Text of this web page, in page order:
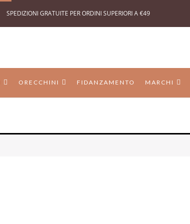
SPEDIZIONI GRATUITE PER ORDINI SUPERIORI A €49
ORECCHINI FIDANZAMENTO MARCHI